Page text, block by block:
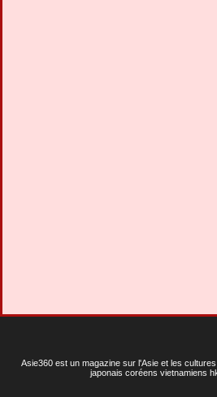
Asie360 est un magazine sur l'Asie et les
japonais coréens vietnamiens